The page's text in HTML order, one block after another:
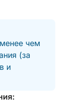
чем
(за
и